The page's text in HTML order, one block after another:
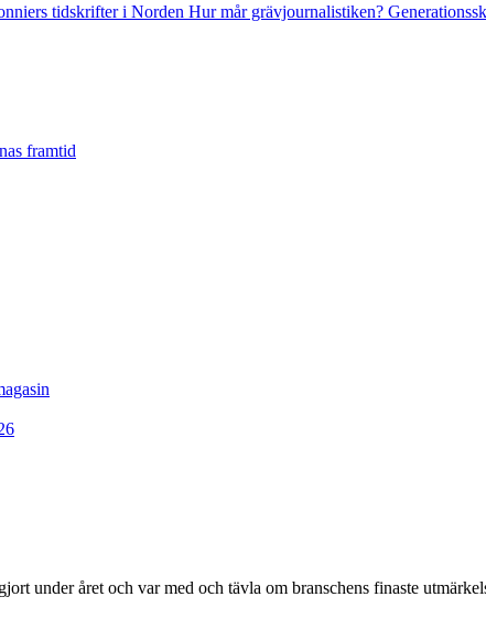
tidskrifter i Norden Hur mår grävjournalistiken?
framtid
under året och var med och tävla om branschens finaste